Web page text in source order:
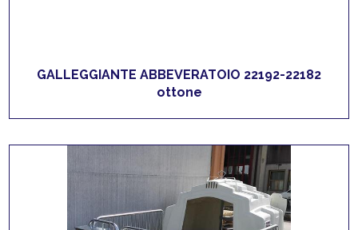
GALLEGGIANTE ABBEVERATOIO 22192-22182
ottone